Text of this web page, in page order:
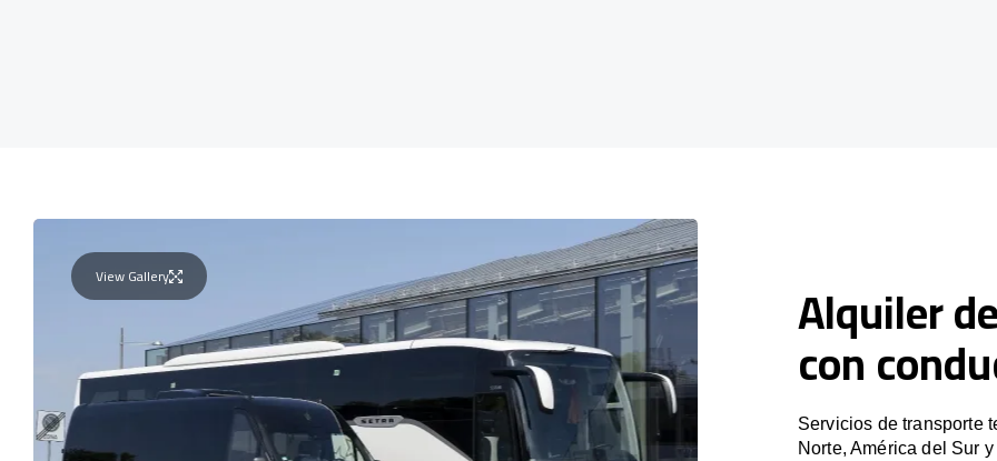
View Gallery Alquiler
con
Servicios de transporte
Norte, América del Sur